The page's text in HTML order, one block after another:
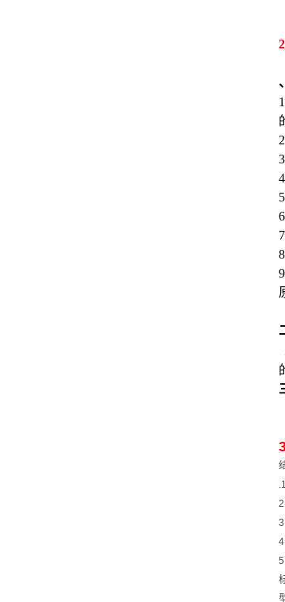
、
.1
2
3
4
5